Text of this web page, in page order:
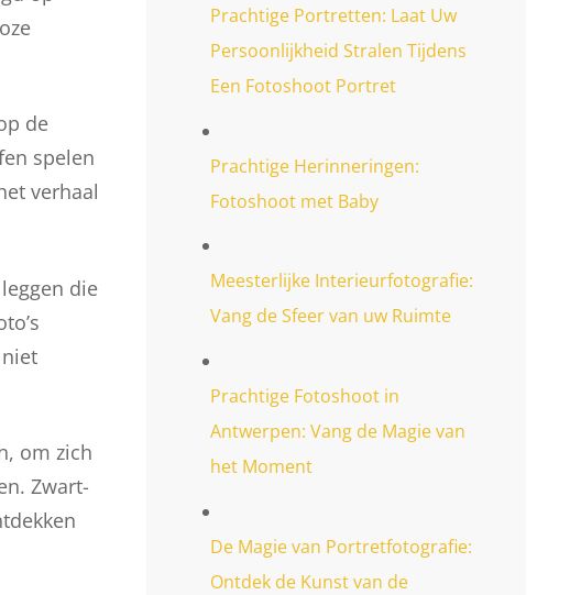
de
spelen
verhaal
die
om zich
Zwart-
Prachtige Portretten: Laat Uw
Persoonlijkheid Stralen Tijdens
Een Fotoshoot Portret
Prachtige Herinneringen:
Fotoshoot met Baby
Meesterlijke Interieurfotografie:
Vang de Sfeer van uw Ruimte
Prachtige Fotoshoot in
Antwerpen: Vang de Magie van
het Moment
De Magie van Portretfotografie:
Ontdek de Kunst van de